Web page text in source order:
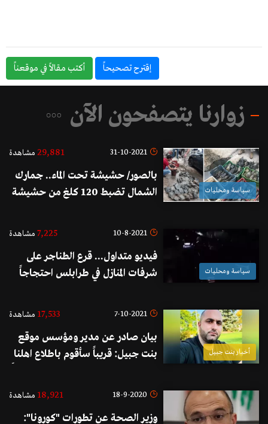
إقترح تصحيحاً أكتب مقالاً في موقعناً
زوارنا يتصفحون الآن
سياسة ومحليات
31-10-2021
29,881 مشاهدة
بالصور/ حشيشة تحت الماء.. جمارك
الشمال تضبط 120 كلغ من حشيشة
متر من شواطئ المنية!
سياسة ومحليات
10-8-2021
7,225 مشاهدة
فيديو متداول... قرع الطناجر على
شرفات المنازل في طرابلس احتجاجاً
أخبار بنت جبيل
7-10-2021
17,533 مشاهدة
بيان صادر عن مدير ومؤسس موقع
بنت جبيل: قريباً سأقوم باطلاع اهلنا
في موضوع جريمة السوق
18-9-2020
18,921 مشاهدة
وزير الصحة عن تطورات "كورونا":